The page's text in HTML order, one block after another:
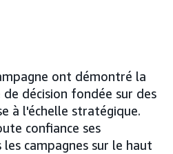
ont démontré la
de décision fondée sur des
à l'échelle stratégique.
confiance ses
campagnes sur le haut